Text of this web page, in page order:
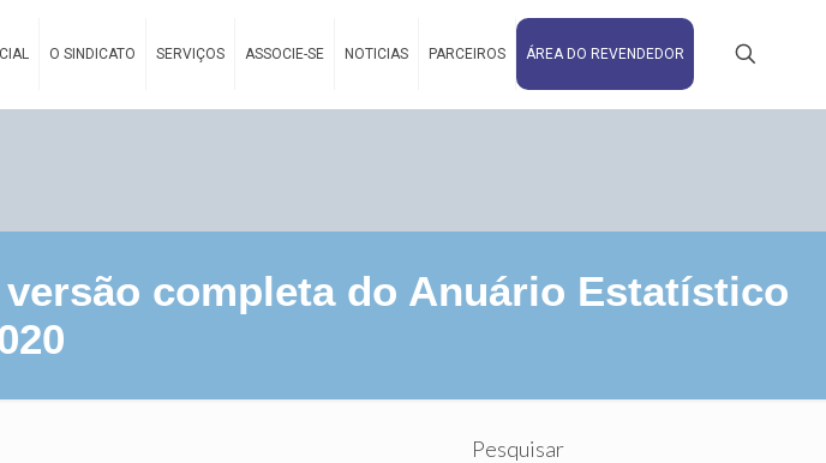
O SINDICATO SERVIÇOS ASSOCIE-SE NOTICIAS PARCEIROS ÁREA DO REVENDEDOR
completa do Anuário Estatístico
Pesquisar